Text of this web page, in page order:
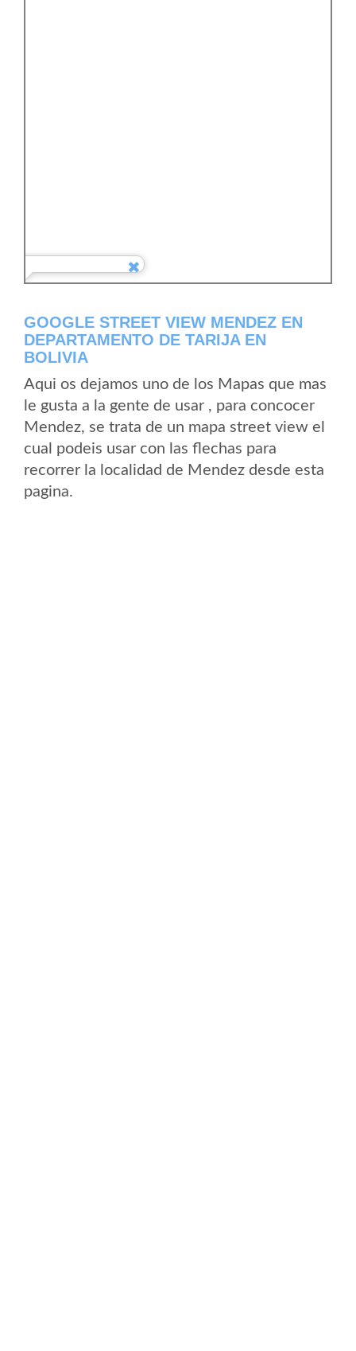
GOOGLE STREET VIEW MENDEZ EN
DEPARTAMENTO DE TARIJA EN
BOLIVIA
Aqui os dejamos uno de los Mapas que mas
le gusta a la gente de usar , para concocer
Mendez, se trata de un mapa street view el
cual podeis usar con las flechas para
recorrer la localidad de Mendez desde esta
pagina.